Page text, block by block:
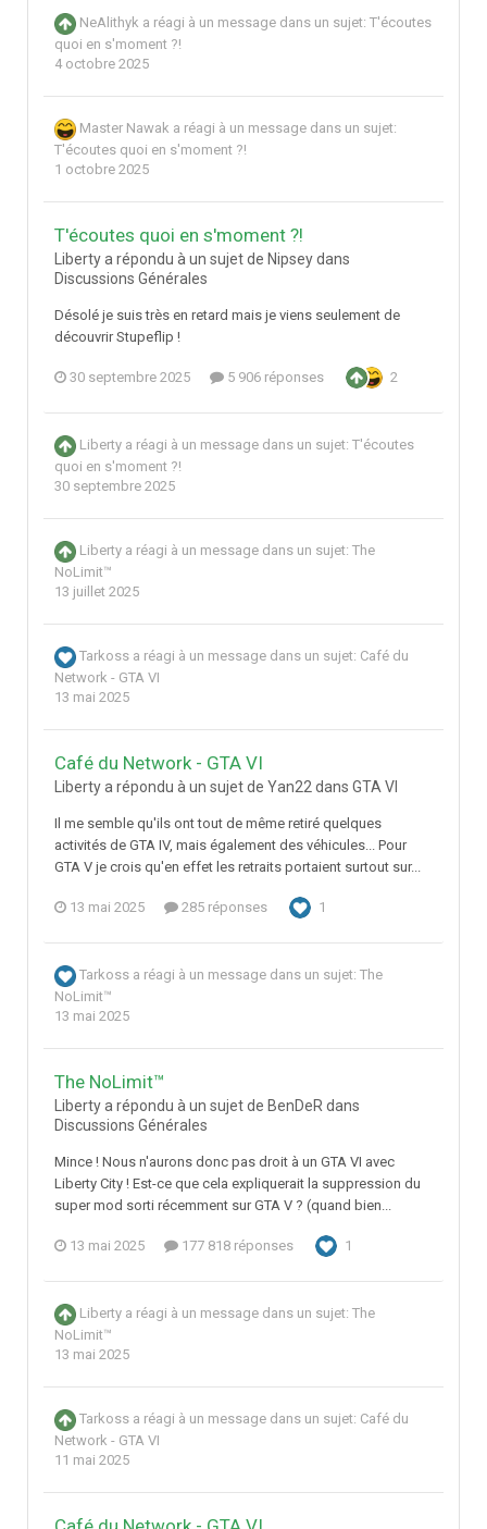
NeAlithyk a réagi à un message dans un sujet: T'écoutes
quoi en s'moment ?!
4 octobre 2025
Master Nawak a réagi à un message dans un sujet:
T'écoutes quoi en s'moment ?!
1 octobre 2025
T'écoutes quoi en s'moment ?!
Liberty a répondu à un sujet de Nipsey dans
Discussions Générales
Désolé je suis très en retard mais je viens seulement de
découvrir Stupeflip !
30 septembre 2025 5 906 réponses 2
Liberty a réagi à un message dans un sujet: T'écoutes
quoi en s'moment ?!
30 septembre 2025
Liberty a réagi à un message dans un sujet: The
NoLimit™
13 juillet 2025
Tarkoss a réagi à un message dans un sujet: Café du
Network - GTA VI
13 mai 2025
Café du Network - GTA VI
Liberty a répondu à un sujet de Yan22 dans GTA VI
Il me semble qu'ils ont tout de même retiré quelques
activités de GTA IV, mais également des véhicules... Pour
GTA V je crois qu'en effet les retraits portaient surtout sur...
13 mai 2025 285 réponses 1
Tarkoss a réagi à un message dans un sujet: The
NoLimit™
13 mai 2025
The NoLimit™
Liberty a répondu à un sujet de BenDeR dans
Discussions Générales
Mince ! Nous n'aurons donc pas droit à un GTA VI avec
Liberty City ! Est-ce que cela expliquerait la suppression du
super mod sorti récemment sur GTA V ? (quand bien...
13 mai 2025 177 818 réponses 1
Liberty a réagi à un message dans un sujet: The
NoLimit™
13 mai 2025
Tarkoss a réagi à un message dans un sujet: Café du
Network - GTA VI
11 mai 2025